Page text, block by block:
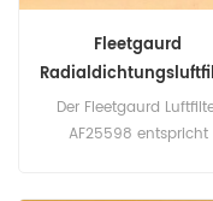
Fleetgaurd
AF25598
Der Fleetgaurd
AF25598 entspricht